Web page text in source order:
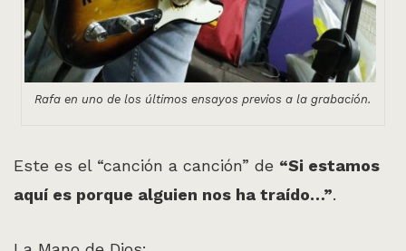
Rafa en uno de los últimos ensayos previos a la grabación.
Este es el “canción a canción” de “Si estamos
aquí es porque alguien nos ha traído…”.